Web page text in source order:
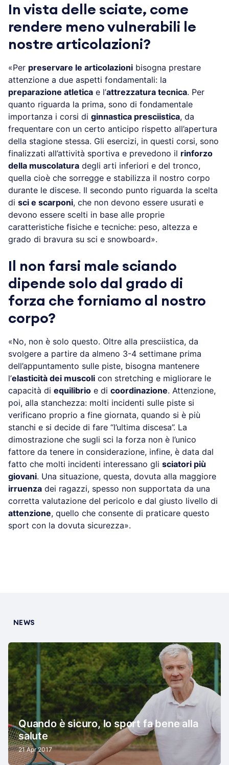
In vista delle sciate, come
rendere meno vulnerabili le
nostre articolazioni?
«Per preservare le articolazioni bisogna prestare
attenzione a due aspetti fondamentali: la
preparazione atletica e l’attrezzatura tecnica. Per
quanto riguarda la prima, sono di fondamentale
importanza i corsi di ginnastica presciistica, da
frequentare con un certo anticipo rispetto all’apertura
della stagione stessa. Gli esercizi, in questi corsi, sono
finalizzati all’attività sportiva e prevedono il rinforzo
della muscolatura degli arti inferiori e del tronco,
quella cioè che sorregge e stabilizza il nostro corpo
durante le discese. Il secondo punto riguarda la scelta
di sci e scarponi, che non devono essere usurati e
devono essere scelti in base alle proprie
caratteristiche fisiche e tecniche: peso, altezza e
grado di bravura su sci e snowboard».
Il non farsi male sciando
dipende solo dal grado di
forza che forniamo al nostro
corpo?
«No, non è solo questo. Oltre alla presciistica, da
svolgere a partire da almeno 3-4 settimane prima
dell’appuntamento sulle piste, bisogna mantenere
l’elasticità dei muscoli con stretching e migliorare le
capacità di equilibrio e di coordinazione. Attenzione,
poi, alla stanchezza: molti incidenti sulle piste si
verificano proprio a fine giornata, quando si è più
stanchi e si decide di fare “l’ultima discesa”. La
dimostrazione che sugli sci la forza non è l’unico
fattore da tenere in considerazione, infine, è data dal
fatto che molti incidenti interessano gli sciatori più
giovani. Una situazione, questa, dovuta alla maggiore
irruenza dei ragazzi, spesso non supportata da una
corretta valutazione del pericolo e dal giusto livello di
attenzione, quello che consente di praticare questo
sport con la dovuta sicurezza».
NEWS
Quando è sicuro, lo sport fa bene alla
salute
21 Apr 2017